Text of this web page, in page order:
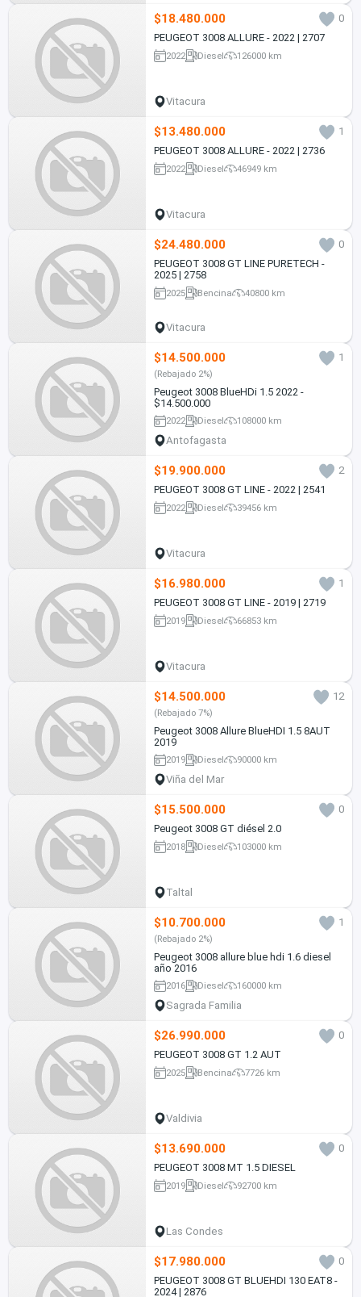
$18.480.000
0
PEUGEOT 3008 ALLURE - 2022 | 2707
2022 Diesel 126000 km
Vitacura
$13.480.000
1
PEUGEOT 3008 ALLURE - 2022 | 2736
2022 Diesel 46949 km
Vitacura
$24.480.000
0
PEUGEOT 3008 GT LINE PURETECH -
2025 | 2758
2025 Bencina 40800 km
Vitacura
$14.500.000 1
(Rebajado 2%)
Peugeot 3008 BlueHDi 1.5 2022 -
$14.500.000
2022 Diesel 108000 km
Antofagasta
$19.900.000
2
PEUGEOT 3008 GT LINE - 2022 | 2541
2022 Diesel 39456 km
Vitacura
$16.980.000
1
PEUGEOT 3008 GT LINE - 2019 | 2719
2019 Diesel 66853 km
Vitacura
$14.500.000 12
(Rebajado 7%)
Peugeot 3008 Allure BlueHDI 1.5 8AUT
2019
2019 Diesel 90000 km
Viña del Mar
$15.500.000
0
Peugeot 3008 GT diésel 2.0
2018 Diesel 103000 km
Taltal
$10.700.000 1
(Rebajado 2%)
Peugeot 3008 allure blue hdi 1.6 diesel
año 2016
2016 Diesel 160000 km
Sagrada Familia
$26.990.000
0
PEUGEOT 3008 GT 1.2 AUT
2025 Bencina 7726 km
Valdivia
$13.690.000
0
PEUGEOT 3008 MT 1.5 DIESEL
2019 Diesel 92700 km
Las Condes
$17.980.000
0
PEUGEOT 3008 GT BLUEHDI 130 EAT8 -
2024 | 2876